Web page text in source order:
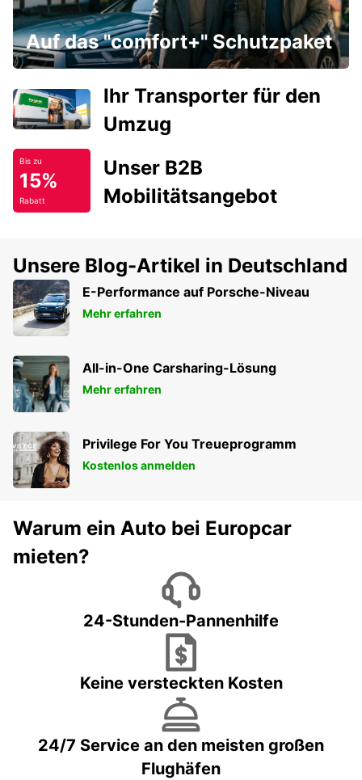
Auf das "comfort+" Schutzpaket
Ihr Transporter für den
Umzug
Bis zu
15%
Rabatt
Unser B2B
Mobilitätsangebot
Unsere Blog-Artikel in Deutschland
E-Performance auf Porsche-Niveau
Mehr erfahren
All-in-One Carsharing-Lösung
Mehr erfahren
Privilege For You Treueprogramm
Kostenlos anmelden
Warum ein Auto bei Europcar
mieten?
24-Stunden-Pannenhilfe
Keine versteckten Kosten
24/7 Service an den meisten großen
Flughäfen